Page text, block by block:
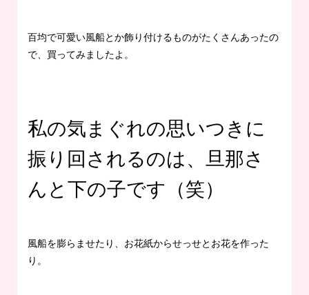
百均で可愛い風船とか飾り付けるものがたくさんあったの
で、買ってみましたよ。
私の気まぐれの思いつきに
振り回されるのは、旦那さ
んと下の子です（笑）
風船を膨らませたり、お花紙からせっせとお花を作った
り。